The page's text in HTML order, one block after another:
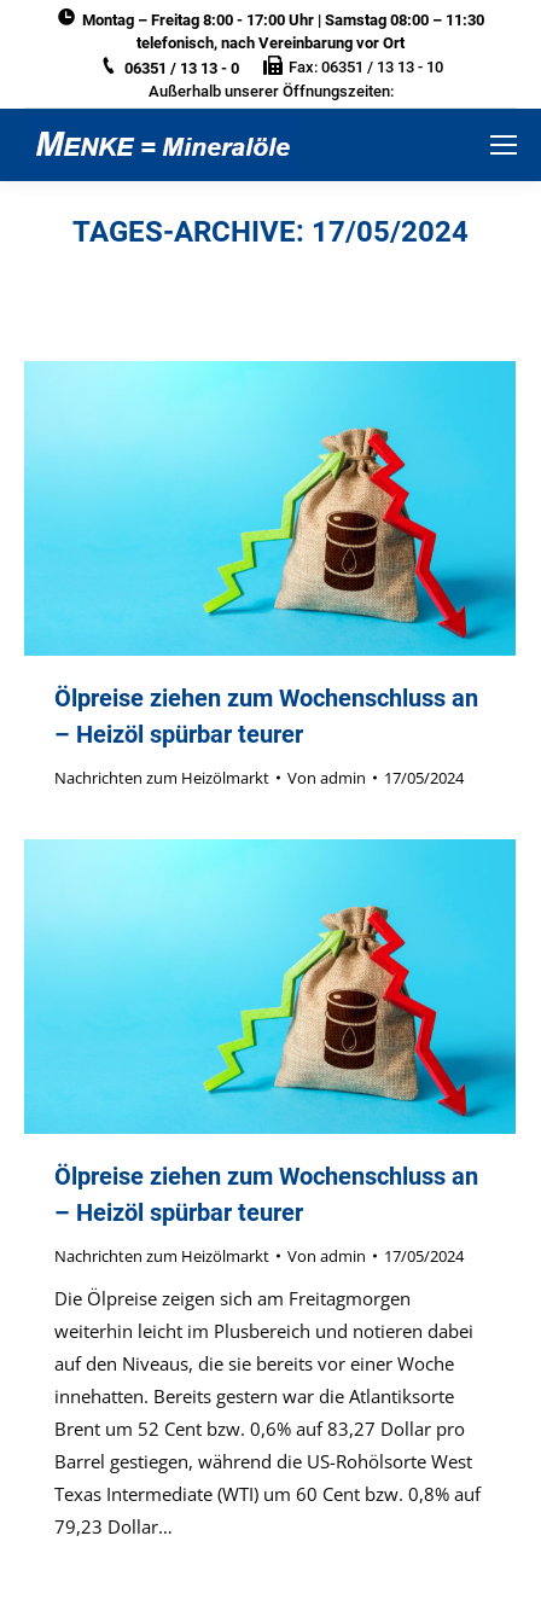
Montag – Freitag 8:00 - 17:00 Uhr | Samstag 08:00 – 11:30
telefonisch, nach Vereinbarung vor Ort
06351 / 13 13 - 0
Fax: 06351 / 13 13 - 10
Außerhalb unserer Öffnungszeiten:
TAGES-ARCHIVE: 17/05/2024
Ölpreise ziehen zum Wochenschluss an
– Heizöl spürbar teurer
Nachrichten zum Heizölmarkt Von admin 17/05/2024
Ölpreise ziehen zum Wochenschluss an
– Heizöl spürbar teurer
Nachrichten zum Heizölmarkt Von admin 17/05/2024
Die Ölpreise zeigen sich am Freitagmorgen
weiterhin leicht im Plusbereich und notieren dabei
auf den Niveaus, die sie bereits vor einer Woche
innehatten. Bereits gestern war die Atlantiksorte
Brent um 52 Cent bzw. 0,6% auf 83,27 Dollar pro
Barrel gestiegen, während die US-Rohölsorte West
Texas Intermediate (WTI) um 60 Cent bzw. 0,8% auf
79,23 Dollar…